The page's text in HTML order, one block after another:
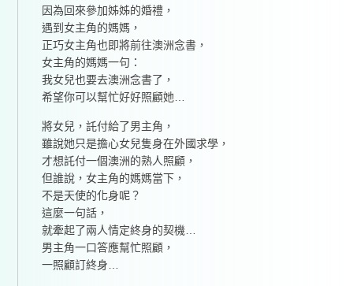
因為回來參加姊姊的婚禮，
遇到女主角的媽媽，
正巧女主角也即將前往澳洲念書，
女主角的媽媽一句：
我女兒也要去澳洲念書了，
希望你可以幫忙好好照顧她…
將女兒，託付給了男主角，
雖說她只是擔心女兒隻身在外國求學，
才想託付一個澳洲的熟人照顧，
但誰說，女主角的媽媽當下，
不是天使的化身呢？
這麼一句話，
就牽起了兩人情定終身的契機…
男主角一口答應幫忙照顧，
一照顧訂終身…